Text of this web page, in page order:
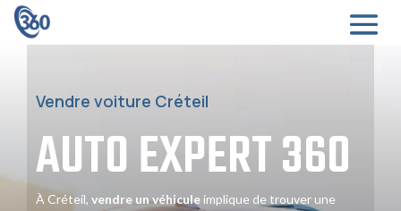
Vendre voiture Créteil
AUTO EXPERT360
À Créteil, vendre un véhicule implique de trouver une